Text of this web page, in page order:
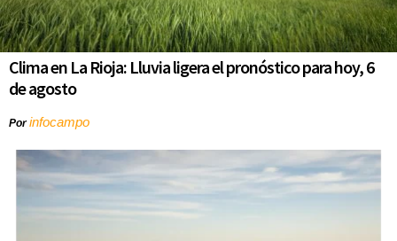
Clima en La Rioja: Lluvia ligera el pronóstico para hoy, 6
de agosto
Porinfocampo